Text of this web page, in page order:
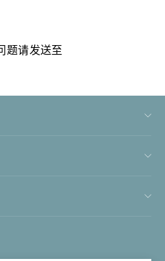
题请发送至